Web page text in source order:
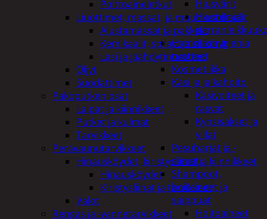
Hiusvärit
Hiusten ja
Hammashygienia
tuotteet
Kosmetiikka
Käsi ja jalkahoito
Käsivoiteet ja
rasvat
Kynsisakset ja
viilat
Pesuharjat ja -
sienet
Shampoot,
hoitaineet ja
saippuat
Hoitoaineet
Polttoaineletkut
Liuottimet, massat, ja muut kemikaalit
Alustamassat ja pakkelit
Kemikaalit, sprayt ja silikonit
Lasi ja jäähdytinnesteet
Öljyt
Suodattimet
Pakoputken osat
Laipat ja kiinnikkeet
Putket ja kulmat
Tarvikkeet
Perävaunutarvikkeet
Hinausköydet, kiristysliinat ja kiinnikkeet
Hinausköydet
Kiristysliinat ja tarvikkeet
Valot
Rengas ja -vannetarvikkeet